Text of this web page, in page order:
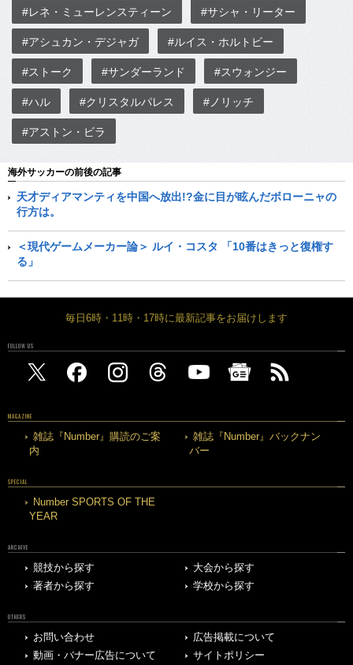
#レネ・ミューレンスティーン #サシャ・リーター
#アシュカン・デジャガ #ルイス・ホルトビー
#ストーク #サンダーランド #スウォンジー
#ハル #クリスタルパレス #ノリッチ
#アストン・ビラ
海外サッカーの前後の記事
天才ディアマンティを中国へ放出!?金に目が眩んだボローニャの
行方は。
＜現代ゲームメーカー論＞ ルイ・コスタ 「10番はきっと復権す
る」
毎日6時・11時・17時に最新記事をお届けします
FOLLOW US
MAGAZINE
雑誌『Number』購読のご案
内
雑誌『Number』バックナン
バー
SPECIAL
Number SPORTS OF THE
YEAR
ARCHIVE
競技から探す
大会から探す
著者から探す
学校から探す
OTHERS
お問い合わせ
広告掲載について
動画・バナー広告について
サイトポリシー